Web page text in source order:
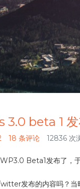
3.0 beta 1
18 条评论 12836 次
Beta1发布了，于
发布的内容吗？当